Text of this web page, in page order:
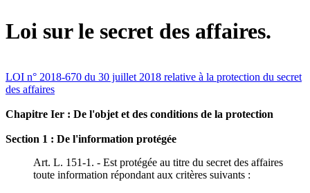
Loi sur le secret des affaires.
LOI n° 2018-670 du 30 juillet 2018 relative à la protection du secret
des affaires
Chapitre Ier : De l'objet et des conditions de la protection
Section 1 : De l'information protégée
Art. L. 151-1. - Est protégée au titre du secret des affaires
toute information répondant aux critères suivants :